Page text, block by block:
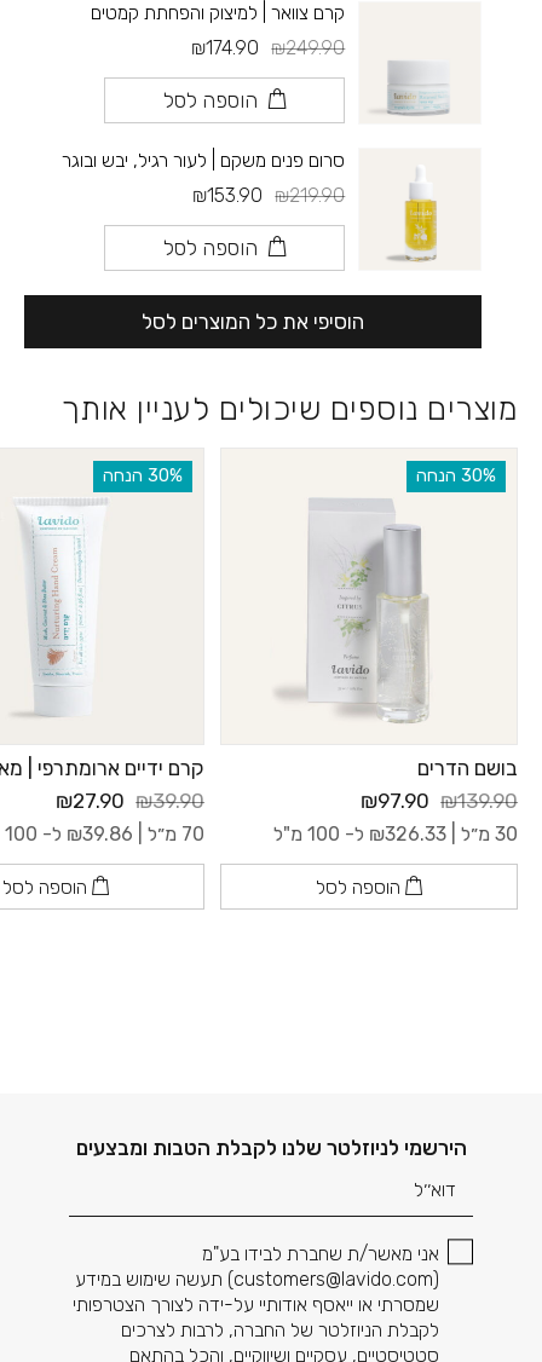
קרם צוואר | למיצוק והפחתת קמטים
₪249.90
₪174.90
הוספה לסל
סרום פנים משקם | לעור רגיל, יבש ובוגר
₪219.90
₪153.90
הוספה לסל
הוסיפי את כל המוצרים לסל
מוצרים נוספים שיכולים לעניין אותך
‫30% הנחה
בושם הדרים
₪139.90
₪97.90
30 מ״ל | ₪326.33 ל- 100 מ"ל
הוספה לסל
‫30% הנחה
קרם ידיים ארומתרפי |
₪39.90
₪27.90
70 מ״ל | ₪39.86 ל- 100 מ"ל
הוספה לסל
הירשמי לניוזלטר שלנו לקבלת הטבות ומבצעים
דוא׳׳ל
אני מאשר/ת שחברת לבידו בע"מ
(
customers@lavido.com) תעשה שימוש במידע
שמסרתי או ייאסף אודותיי על-ידה לצורך הצטרפותי
לקבלת הניוזלטר של החברה, לרבות לצרכים
סטטיסטיים, עסקיים ושיווקיים, והכל בהתאם